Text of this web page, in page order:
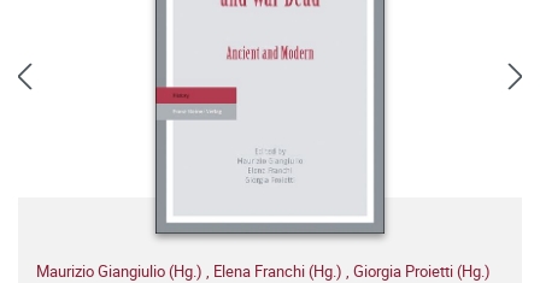
Maurizio Giangiulio (Hg.) , Elena Franchi (Hg.) , Giorgia Proietti (Hg.)